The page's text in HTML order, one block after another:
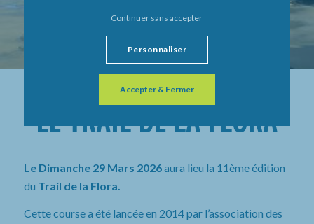
LE TRAIL DE LA FLORA
Le Dimanche 29 Mars 2026aura lieu la 11ème édition
du Trail de la Flora.
Cette course a été lancée en 2014 par l’association des
Accepter & Fermer
Continuer sans accepter
Personnaliser